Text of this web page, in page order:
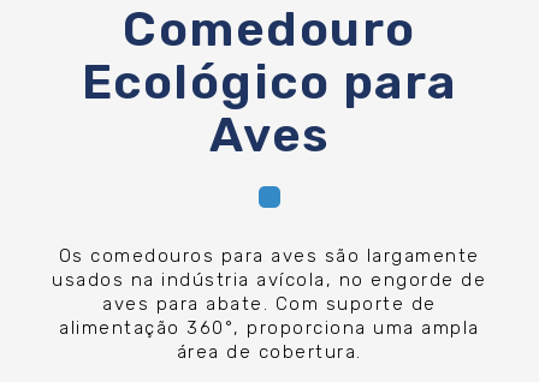
Comedouro
Ecológico para
Aves
Os comedouros para aves são largamente
usados na indústria avícola, no engorde de
aves para abate. Com suporte de
alimentação 360°, proporciona uma ampla
área de cobertura.